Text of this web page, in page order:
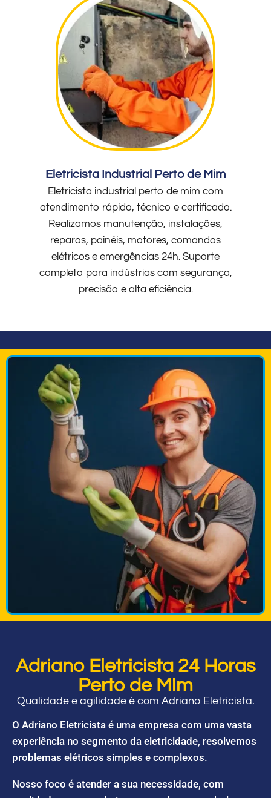
Eletricista Industrial Perto de Mim
Eletricista industrial perto de mim com
atendimento rápido, técnico e certificado.
Realizamos manutenção, instalações,
reparos, painéis, motores, comandos
elétricos e emergências 24h. Suporte
completo para indústrias com segurança,
precisão e alta eficiência.
Adriano Eletricista 24 Horas
Perto de Mim
Qualidade e agilidade é com Adriano Eletricista.
O Adriano Eletricista é uma empresa com uma vasta
experiência no segmento da eletricidade, resolvemos
problemas elétricos simples e complexos.
Nosso foco é atender a sua necessidade, com